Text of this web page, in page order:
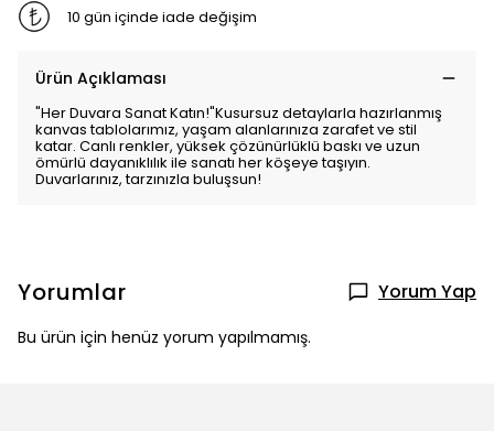
10 gün içinde iade değişim
Ürün Açıklaması
"Her Duvara Sanat Katın!"Kusursuz detaylarla hazırlanmış
kanvas tablolarımız, yaşam alanlarınıza zarafet ve stil
katar. Canlı renkler, yüksek çözünürlüklü baskı ve uzun
ömürlü dayanıklılık ile sanatı her köşeye taşıyın.
Duvarlarınız, tarzınızla buluşsun!
Yorumlar Yorum Yap
Bu ürün için henüz yorum yapılmamış.